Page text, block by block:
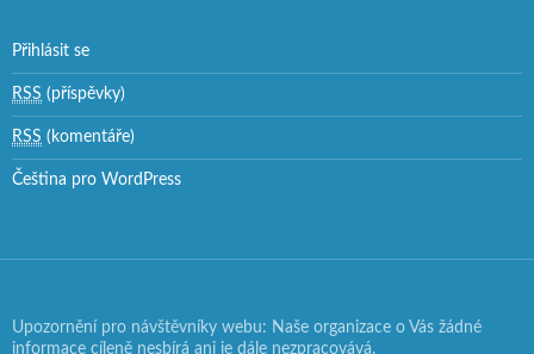
Přihlásit se
RSS (příspěvky)
RSS (komentáře)
Čeština pro WordPress
Upozornění pro návštěvníky webu: Naše organizace o Vás žádné
informace cíleně nesbírá ani je dále nezpracovává.